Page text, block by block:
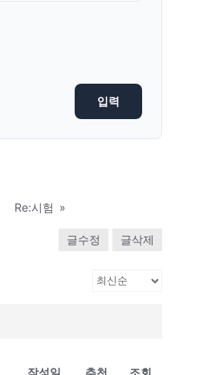
Re:시험 »
글수정 글삭제
작성일 추천 조회